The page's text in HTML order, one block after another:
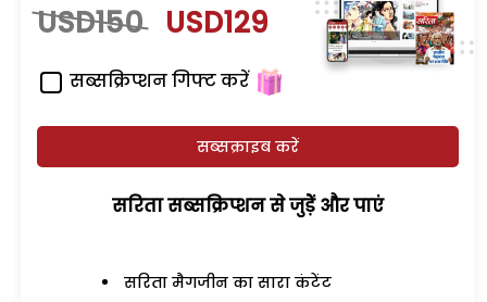
USD150 USD129
सब्सक्रिप्शन गिफ्ट करें
सब्सक्राइब करें
सरिता सब्सक्रिप्शन से जुड़ेें और पाएं
सरिता मैगजीन का सारा कंटेंट